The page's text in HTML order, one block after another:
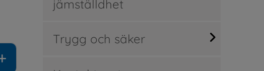
jämställdhet
Trygg och säker